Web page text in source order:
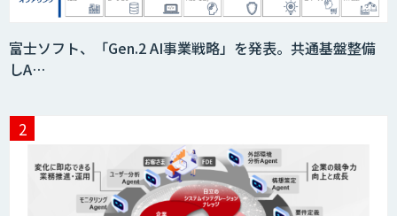
富士ソフト、「Gen.2 AI事業戦略」を発表。共通基盤整備
しA…